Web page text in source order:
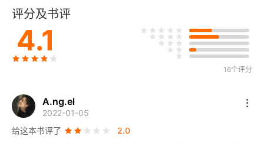
外在动机：胡萝卜加大棒
基于目标的内在动机：不会持久的幸福感
工具：个人愿景
本章回顾：动机
评分及书评
4.1
16个评分
A.ng.el
2022-01-05
给这本书评了
2.0